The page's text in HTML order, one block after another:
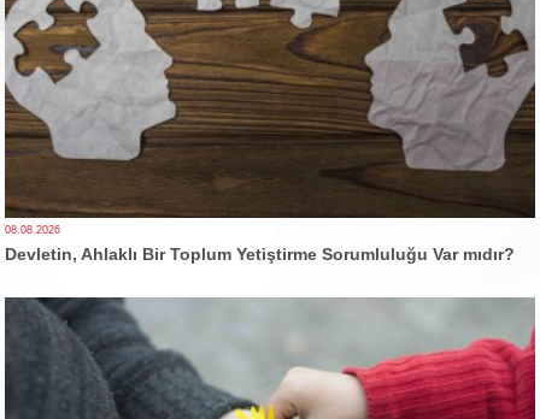
08.08.2026
Devletin, Ahlaklı Bir Toplum Yetiştirme Sorumluluğu Var mıdır?